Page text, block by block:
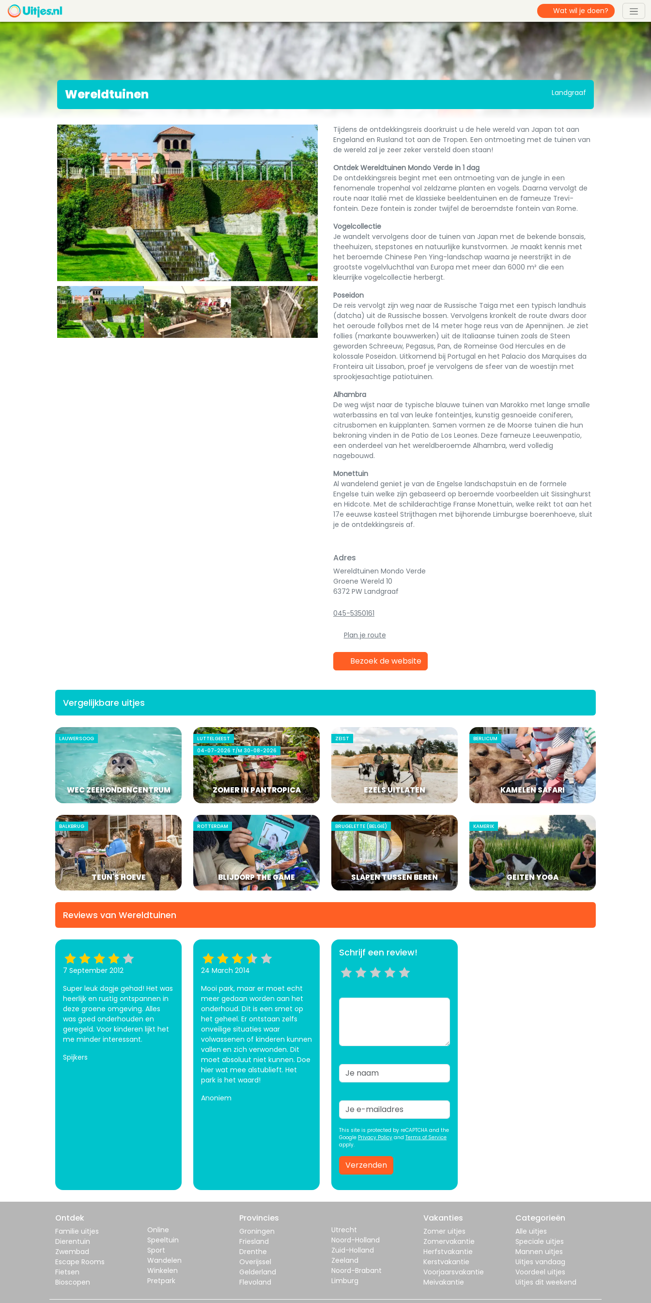
Wereldtuinen Landgraaf
Tijdens de ontdekkingsreis doorkruist u de hele wereld van Japan tot aan
Engeland en Rusland tot aan de Tropen. Een ontmoeting met de tuinen van
de wereld zal je zeer zeker versteld doen staan!
Ontdek Wereldtuinen Mondo Verde in 1 dag
De ontdekkingsreis begint met een ontmoeting van de jungle in een
fenomenale tropenhal vol zeldzame planten en vogels. Daarna vervolgt de
route naar Italië met de klassieke beeldentuinen en de fameuze Trevi-
fontein. Deze fontein is zonder twijfel de beroemdste fontein van Rome.
Vogelcollectie
Je wandelt vervolgens door de tuinen van Japan met de bekende bonsais,
theehuizen, stepstones en natuurlijke kunstvormen. Je maakt kennis met
het beroemde Chinese Pen Ying-landschap waarna je neerstrijkt in de
grootste vogelvluchthal van Europa met meer dan 6000 m² die een
kleurrijke vogelcollectie herbergt.
Poseidon
De reis vervolgt zijn weg naar de Russische Taiga met een typisch landhuis
(datcha) uit de Russische bossen. Vervolgens kronkelt de route dwars door
het oeroude follybos met de 14 meter hoge reus van de Apennijnen. Je ziet
follies (markante bouwwerken) uit de Italiaanse tuinen zoals de Steen
geworden Schreeuw, Pegasus, Pan, de Romeinse God Hercules en de
kolossale Poseidon. Uitkomend bij Portugal en het Palacio dos Marquises da
Fronteira uit Lissabon, proef je vervolgens de sfeer van de woestijn met
sprookjesachtige patiotuinen.
Alhambra
De weg wijst naar de typische blauwe tuinen van Marokko met lange smalle
waterbassins en tal van leuke fonteintjes, kunstig gesnoeide coniferen,
citrusbomen en kuipplanten. Samen vormen ze de Moorse tuinen die hun
bekroning vinden in de Patio de Los Leones. Deze fameuze Leeuwenpatio,
een onderdeel van het wereldberoemde Alhambra, werd volledig
nagebouwd.
Monettuin
Al wandelend geniet je van de Engelse landschapstuin en de formele
Engelse tuin welke zijn gebaseerd op beroemde voorbeelden uit Sissinghurst
en Hidcote. Met de schilderachtige Franse Monettuin, welke reikt tot aan het
17e eeuwse kasteel Strijthagen met bijhorende Limburgse boerenhoeve, sluit
je de ontdekkingsreis af.
Previous Next
Adres
Wereldtuinen Mondo Verde
Groene Wereld 10
6372 PW Landgraaf
045-5350161
Plan je route
Bezoek de website
Vergelijkbare uitjes
LAUWERSOOG
WEC ZEEHONDENCENTRUM
LUTTELGEEST
04-07-2026 T/M 30-08-2026
ZOMER IN PANTROPICA
ZEIST
EZELS UITLATEN
BERLICUM
KAMELEN SAFARI
BALKBRUG
TEUN'S HOEVE
ROTTERDAM
BLIJDORP THE GAME
BRUGELETTE (BELGIË)
SLAPEN TUSSEN BEREN
KAMERIK
GEITEN YOGA
Reviews van Wereldtuinen
7 September 2012
Super leuk dagje gehad! Het was
heerlijk en rustig ontspannen in
deze groene omgeving. Alles
was goed onderhouden en
geregeld. Voor kinderen lijkt het
me minder interessant.
Spijkers
24 March 2014
Mooi park, maar er moet echt
meer gedaan worden aan het
onderhoud. Dit is een smet op
het geheel. Er ontstaan zelfs
onveilige situaties waar
volwassenen of kinderen kunnen
vallen en zich verwonden. Dit
moet absoluut niet kunnen. Doe
hier wat mee alstublieft. Het
park is het waard!
Anoniem
Schrijf een review!
This site is protected by reCAPTCHA and the
Google Privacy Policy and Terms of Service
apply.
Verzenden
Ontdek
Familie uitjes
Dierentuin
Zwembad
Escape Rooms
Fietsen
Bioscopen
Online
Speeltuin
Sport
Wandelen
Winkelen
Pretpark
Provincies
Groningen
Friesland
Drenthe
Overijssel
Gelderland
Flevoland
Utrecht
Noord-Holland
Zuid-Holland
Zeeland
Noord-Brabant
Limburg
Vakanties
Zomer uitjes
Zomervakantie
Herfstvakantie
Kerstvakantie
Voorjaarsvakantie
Meivakantie
Categorieën
Alle uitjes
Speciale uitjes
Mannen uitjes
Uitjes vandaag
Voordeel uitjes
Uitjes dit weekend